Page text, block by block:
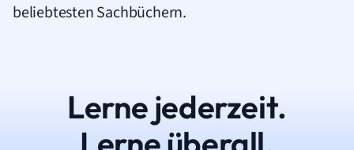
beliebtesten Sachbüchern.
Lerne jederzeit.